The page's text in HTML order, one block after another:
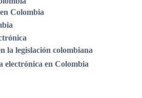
Colombia
la legislación colombiana
electrónica en Colombia